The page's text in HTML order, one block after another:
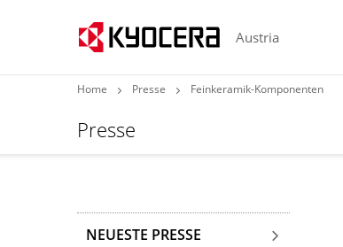
Austria
Home Presse Feinkeramik-Komponenten
Presse
NEUESTE PRESSE